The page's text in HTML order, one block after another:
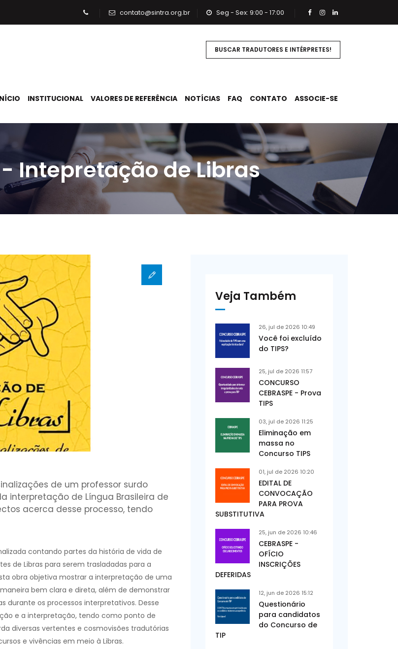
contato@sintra.org.br Seg - Sex: 9:00 - 17:00
BUSCAR TRADUTORES E INTÉRPRETES!
INSTITUCIONAL VALORES DE REFERÊNCIA NOTÍCIAS FAQ CONTATO ASSOCIE-SE
Intepretação de Libras
de um professor surdo
interpretação de Língua Brasileira de
acerca desse processo, tendo
contando partes da história de vida de
de Libras para serem trasladadas para a
obra objetiva mostrar a interpretação de uma
bem clara e direta, além de demonstrar
durante os processos interpretativos. Desse
e a interpretação, tendo como ponto de
diversas vertentes e cosmovisões tradutórias
e vivências em meio à Libras.
Veja Também
26, jul de 2026 10:49
Você foi excluído
do TIPS?
25, jul de 2026 11:57
CONCURSO
CEBRASPE - Prova
TIPS
03, jul de 2026 11:25
Eliminação em
massa no
Concurso TIPS
01, jul de 2026 10:20
EDITAL DE
CONVOCAÇÃO
PARA PROVA
SUBSTITUTIVA
25, jun de 2026 10:46
CEBRASPE -
OFÍCIO
INSCRIÇÕES
DEFERIDAS
12, jun de 2026 15:12
Questionário
para candidatos
do Concurso de
TIP